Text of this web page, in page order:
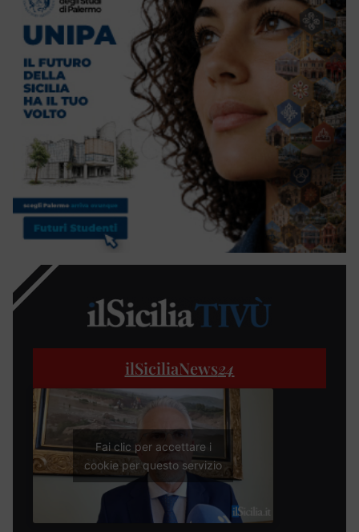
ilSiciliaNews24
Fai clic per accettare i
cookie per questo servizio